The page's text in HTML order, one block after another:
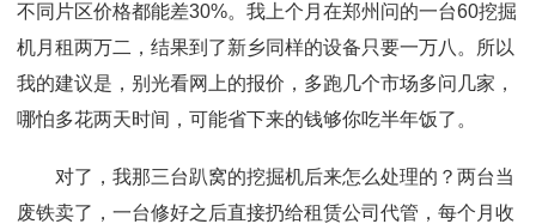
不同片区价格都能差30%。我上个月在郑州问的一台60挖掘
机月租两万二，结果到了新乡同样的设备只要一万八。所以
我的建议是，别光看网上的报价，多跑几个市场多问几家，
哪怕多花两天时间，可能省下来的钱够你吃半年饭了。
对了，我那三台趴窝的挖掘机后来怎么处理的？两台当
废铁卖了，一台修好之后直接扔给租赁公司代管，每个月收